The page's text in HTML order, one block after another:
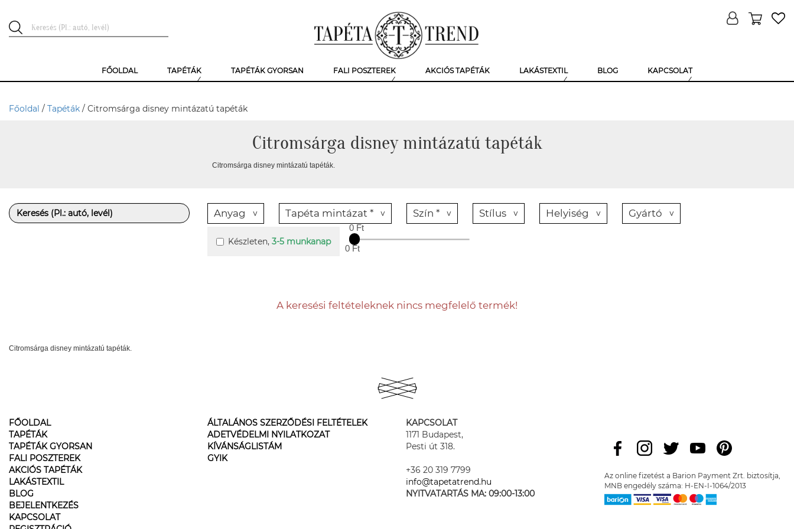
FŐOLDAL TAPÉTÁK TAPÉTÁK GYORSAN FALI POSZTEREK AKCIÓS TAPÉTÁK LAKÁSTEXTIL BLOG KAPCSOLAT
Főoldal / Tapéták / Citromsárga disney mintázatú tapéták
Citromsárga disney mintázatú tapéták
Citromsárga disney mintázatú tapéták.
Anyag Tapéta mintázat * Szín * Stílus Helyiség Gyártó
Készleten, 3-5 munkanap
0 Ft
0 Ft
A keresési feltételeknek nincs megfelelő termék!
Citromsárga disney mintázatú tapéták.
FŐOLDAL
TAPÉTÁK
TAPÉTÁK GYORSAN
FALI POSZTEREK
AKCIÓS TAPÉTÁK
LAKÁSTEXTIL
BLOG
BEJELENTKEZÉS
KAPCSOLAT
ÁLTALÁNOS SZERZŐDÉSI FELTÉTELEK
ADETVÉDELMI NYILATKOZAT
KÍVÁNSÁGLISTÁM
GYIK
KAPCSOLAT
1171 Budapest,
Pesti út 318.
+36 20 319 7799
info@tapetatrend.hu
NYITVATARTÁS MA: 09:00-13:00
Az online fizetést a Barion Payment Zrt. biztosítja,
MNB engedély száma: H-EN-I-1064/2013